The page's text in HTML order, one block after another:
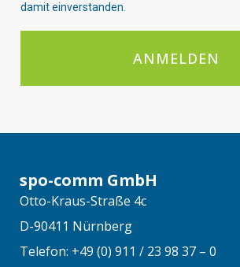
damit einverstanden.
ANMELDEN
spo-comm GmbH
Otto-Kraus-Straße 4c
D-90411 Nürnberg
Telefon: +49 (0) 911 / 23 98 37 – 0